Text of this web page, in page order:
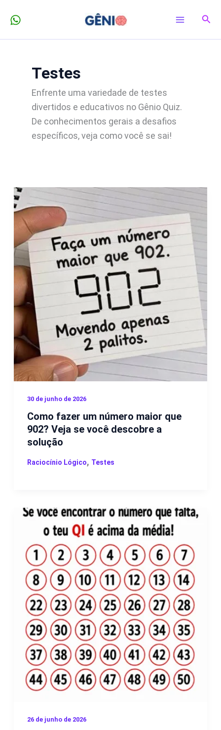
para
Testes
Enfrente uma variedade de testes
divertidos e educativos no Gênio Quiz.
De conhecimentos gerais a desafios
específicos, veja como você se sai!
30 de junho de 2026
Como fazer um número maior que
902? Veja se você descobre a
solução
Raciocínio Lógico, Testes
26 de junho de 2026